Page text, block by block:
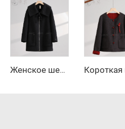
Женское шерстяное зимнее пальто с однопуговичным воротником, наполненное перьями, с застежкой-пуговицей, очень тёплое и удобное, короткая модель